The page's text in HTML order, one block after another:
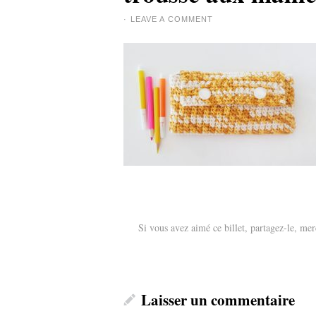
· LEAVE A COMMENT
Si vous avez aimé ce billet, partagez-le,
Laisser un commentaire